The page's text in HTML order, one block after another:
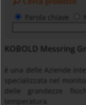
KOBOLD Messring
è una delle Aziende
specializzata nel
delle grandezze